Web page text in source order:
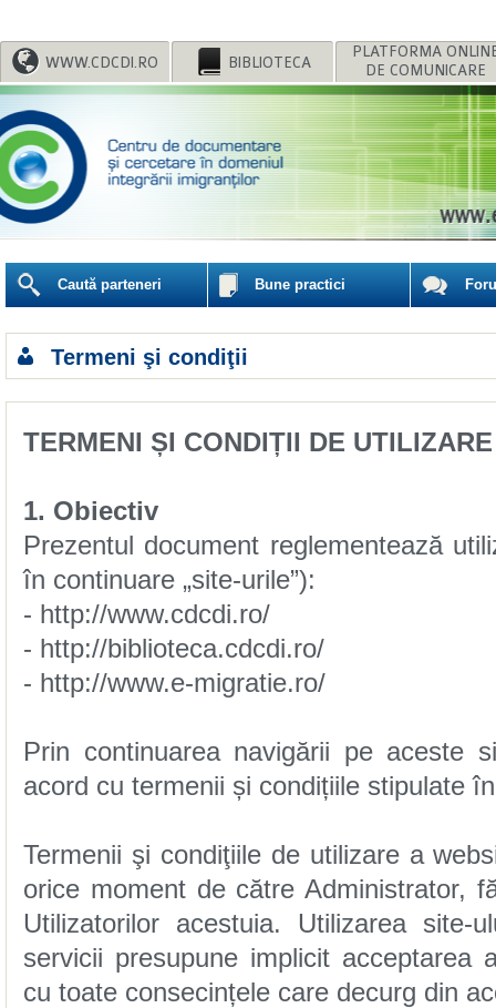
WWW.CDCDI.RO BIBLIOTECA DE COMUNICARE
Caută parteneri Bune practici
Termeni şi condiţii
TERMENI ȘI CONDIȚII DE UTILIZARE
1. Obiectiv
în continuare „site-urile”):
- http://www.cdcdi.ro/
- http://biblioteca.cdcdi.ro/
- http://www.e-migratie.ro/
acord cu termenii și condițiile stipulate
cu toate consecințele care decurg din